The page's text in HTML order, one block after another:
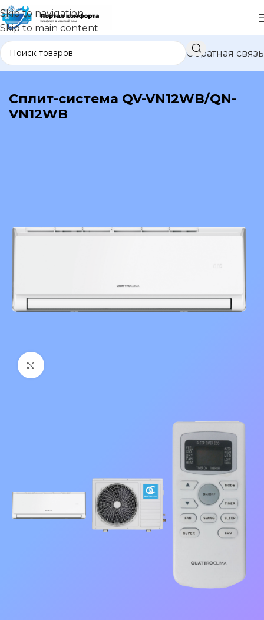
Skip to navigation
Skip to main content
Обратная связь
В каталог
Сплит-система QV-VN12WB/QN-
VN12WB
Нажмите, чтобы увеличить изображение